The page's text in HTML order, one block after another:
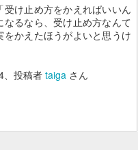
け止め方をかえればいいん
るなら、受け止め方なんて
かえたほうがよいと思うけ
、投稿者 taiga さん